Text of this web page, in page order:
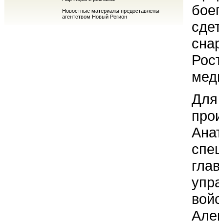
Новостные материалы предоставлены
агентством Новый Регион
Для